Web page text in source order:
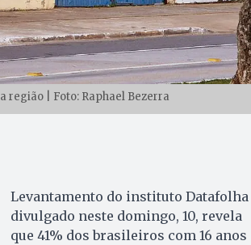
região | Foto: Raphael Bezerra
Levantamento do instituto Datafolha
divulgado neste domingo, 10, revela
que 41% dos brasileiros com 16 anos